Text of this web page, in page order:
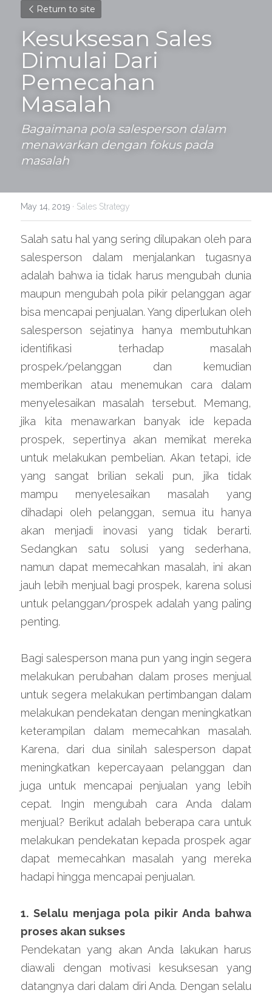
Return to site
Kesuksesan Sales
Dimulai Dari
Pemecahan
Masalah
Bagaimana pola salesperson dalam
menawarkan dengan fokus pada
masalah
May 14, 2019 · Sales Strategy
Salah satu hal yang sering dilupakan oleh para
salesperson dalam menjalankan tugasnya
adalah bahwa ia tidak harus mengubah dunia
maupun mengubah pola pikir pelanggan agar
bisa mencapai penjualan. Yang diperlukan oleh
salesperson sejatinya hanya membutuhkan
identifikasi terhadap masalah
prospek/pelanggan dan kemudian
memberikan atau menemukan cara dalam
menyelesaikan masalah tersebut. Memang,
jika kita menawarkan banyak ide kepada
prospek, sepertinya akan memikat mereka
untuk melakukan pembelian. Akan tetapi, ide
yang sangat brilian sekali pun, jika tidak
mampu menyelesaikan masalah yang
dihadapi oleh pelanggan, semua itu hanya
akan menjadi inovasi yang tidak berarti.
Sedangkan satu solusi yang sederhana,
namun dapat memecahkan masalah, ini akan
jauh lebih menjual bagi prospek, karena solusi
untuk pelanggan/prospek adalah yang paling
penting.
Bagi salesperson mana pun yang ingin segera
melakukan perubahan dalam proses menjual
untuk segera melakukan pertimbangan dalam
melakukan pendekatan dengan meningkatkan
keterampilan dalam memecahkan masalah.
Karena, dari dua sinilah salesperson dapat
meningkatkan kepercayaan pelanggan dan
juga untuk mencapai penjualan yang lebih
cepat. Ingin mengubah cara Anda dalam
menjual? Berikut adalah beberapa cara untuk
melakukan pendekatan kepada prospek agar
dapat memecahkan masalah yang mereka
hadapi hingga mencapai penjualan.
1. Selalu menjaga pola pikir Anda bahwa
proses akan sukses
Pendekatan yang akan Anda lakukan harus
diawali dengan motivasi kesuksesan yang
datangnya dari dalam diri Anda. Dengan selalu